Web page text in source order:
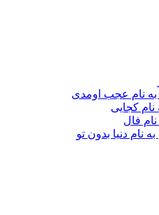
نام عجب اومدی
نام کجایی
فال
نام دنیا بدون تو